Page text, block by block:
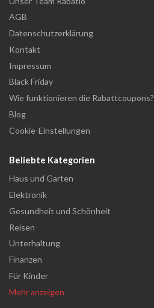
AGB
Datenschutzerklärung
Kontakt
Impressum
Black Friday
Wie funktionieren die Rabattcoupons?
Blog
Cookie-Einstellungen
Beliebte Kategorien
Haus und Garten
Elektronik
Gesundheit und Schönheit
Reisen
Unterhaltung
Finanzen
Für Kinder
Mehr anzeigen